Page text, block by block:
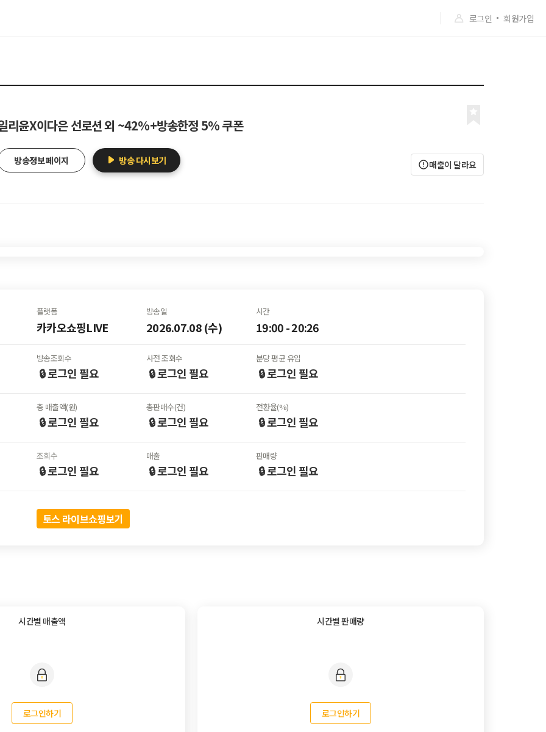
로그인 회원가입
리윤X이다은 선로션 외 ~42%+방송한정 5% 쿠폰
방송정보 페이지 방송 다시보기 매출이 달라요
플랫폼
카카오쇼핑LIVE
방송일
2026.07.08 (수)
시간
19:00 - 20:26
방송조회수
🔒 로그인 필요
사전 조회수
🔒 로그인 필요
분당 평균 유입
🔒 로그인 필요
총 매출액(원)
🔒 로그인 필요
총판매수(건)
🔒 로그인 필요
전환율(%)
🔒 로그인 필요
조회수
🔒 로그인 필요
매출
🔒 로그인 필요
판매량
🔒 로그인 필요
토스 라이브쇼핑보기
시간별 매출액
로그인하기
시간별 판매량
로그인하기